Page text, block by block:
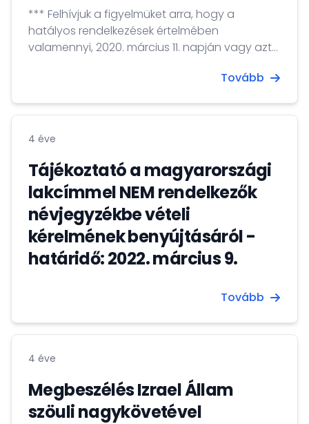
*** Felhívjuk a figyelmüket arra, hogy a
hatályos rendelkezések értelmében
valamennyi, 2020. március 11. napján vagy azt
népszavazás alkalmával használható a
Tovább
4 éve
Tájékoztató a magyarországi
lakcímmel NEM rendelkezők
névjegyzékbe vételi
kérelmének benyújtásáról -
határidő: 2022. március 9.
Tovább
4 éve
Megbeszélés Izrael Állam
szöuli nagykövetével